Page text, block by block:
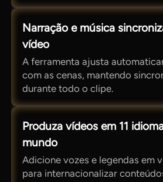
Narração e música
vídeo
A ferramenta ajusta
com as cenas, mantendo
durante todo o clipe.
Produza vídeos em 11
mundo
Adicione vozes e legendas em
para internacionalizar